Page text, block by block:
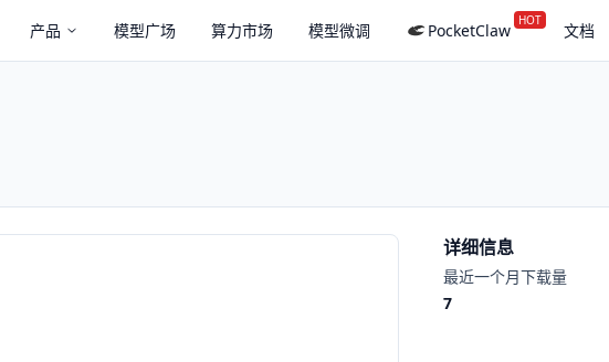
产品 模型广场 算力市场 模型微调 PocketClaw HOT 文档
详细信息
最近一个月下载量
7